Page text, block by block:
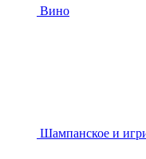
Вино
Шампанское и